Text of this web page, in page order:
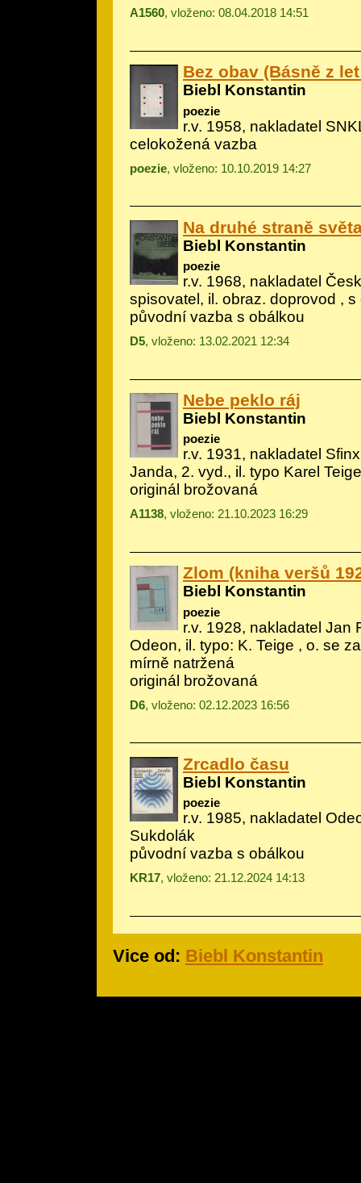
A1560, vloženo: 08.04.2018 14:51
Bez obav (Básně z
Biebl Konstantin
poezie
r.v. 1958, nakladatel
celokožená vazba
poezie, vloženo: 10.10.2019 14:27
Na druhé straně
Biebl Konstantin
poezie
r.v. 1968, nakladatel
spisovatel, il. obraz. doprovod , s
původní vazba s obálkou
D5, vloženo: 13.02.2021 12:34
Nebe peklo ráj
Biebl Konstantin
poezie
r.v. 1931, nakladatel
Janda, 2. vyd., il. typo Karel Teige
originál brožovaná
A1138, vloženo: 21.10.2023 16:29
Zlom (kniha veršů
Biebl Konstantin
poezie
r.v. 1928, nakladatel Jan
Odeon, il. typo: K. Teige , o. se
mírně natržená
originál brožovaná
D6, vloženo: 02.12.2023 16:56
Zrcadlo času
Biebl Konstantin
poezie
r.v. 1985, nakladatel
Sukdolák
původní vazba s obálkou
KR17, vloženo: 21.12.2024 14:13
Vice od: Biebl Konstantin